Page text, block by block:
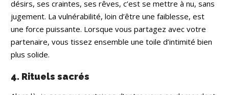
désirs, ses craintes, ses rêves, c’est se mettre à nu, sans
jugement. La vulnérabilité, loin d’être une faiblesse, est
une force puissante. Lorsque vous partagez avec votre
partenaire, vous tissez ensemble une toile d’intimité bien
plus solide.
4. Rituels sacrés